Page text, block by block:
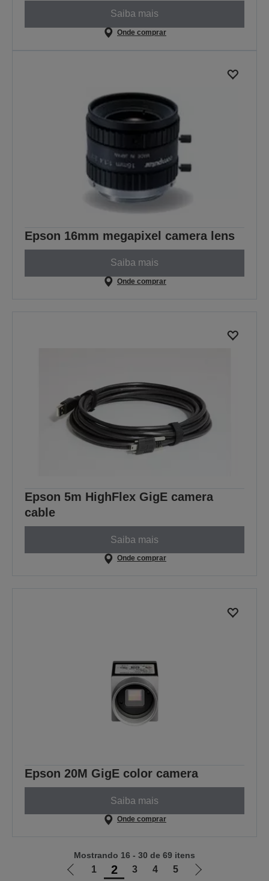
Saiba mais
Onde comprar
Epson 16mm megapixel camera lens
Saiba mais
Onde comprar
Epson 5m HighFlex GigE camera
cable
Saiba mais
Onde comprar
Epson 20M GigE color camera
Saiba mais
Onde comprar
Ir
1 2 3 4 5
Ir
Mostrando 16 - 30 de 69 itens